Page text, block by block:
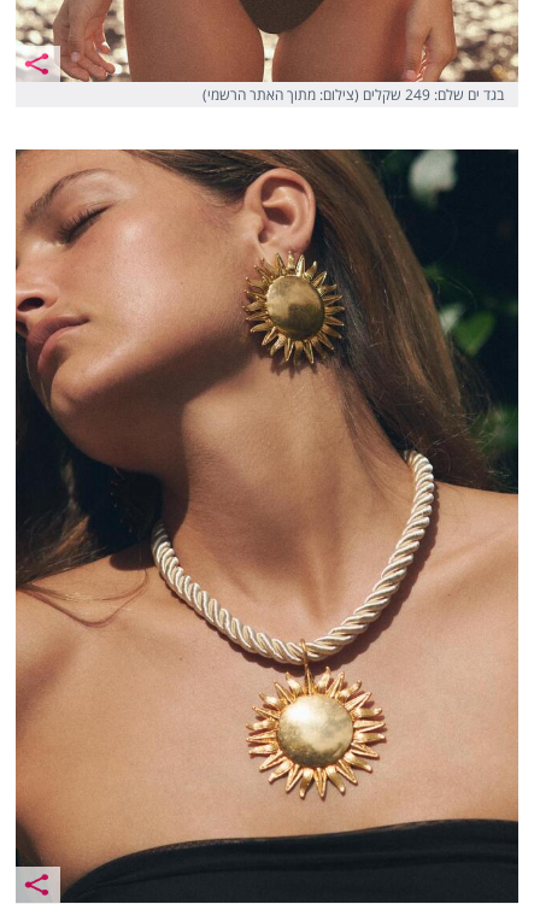
בגד ים שלם: 249 שקלים (צילום: מתוך האתר הרשמי)